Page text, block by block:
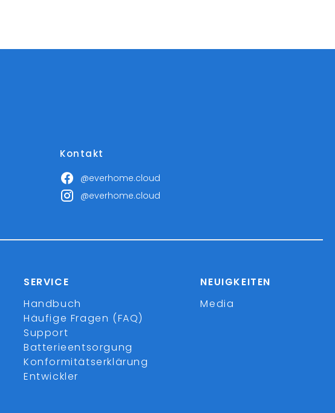
Kontakt
@everhome.cloud
@everhome.cloud
SERVICE
Handbuch
Häufige Fragen (FAQ)
Support
Batterieentsorgung
Konformitätserklärung
Entwickler
NEUIGKEITEN
Media